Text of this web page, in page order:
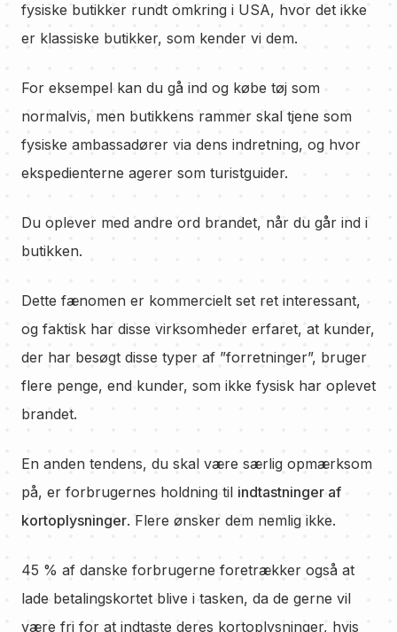
fysiske butikker rundt omkring i USA, hvor det ikke
er klassiske butikker, som kender vi dem.
For eksempel kan du gå ind og købe tøj som
normalvis, men butikkens rammer skal tjene som
fysiske ambassadører via dens indretning, og hvor
ekspedienterne agerer som turistguider.
Du oplever med andre ord brandet, når du går ind i
butikken.
Dette fænomen er kommercielt set ret interessant,
og faktisk har disse virksomheder erfaret, at kunder,
der har besøgt disse typer af ”forretninger”, bruger
flere penge, end kunder, som ikke fysisk har oplevet
brandet.
En anden tendens, du skal være særlig opmærksom
på, er forbrugernes holdning til indtastninger af
kortoplysninger. Flere ønsker dem nemlig ikke.
45 % af danske forbrugerne foretrækker også at
lade betalingskortet blive i tasken, da de gerne vil
være fri for at indtaste deres kortoplysninger, hvis